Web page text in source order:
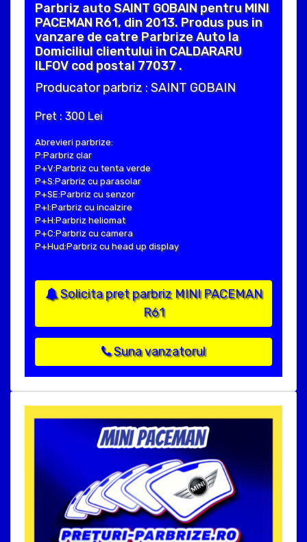
Parbriz auto SAINT GOBAIN pentru MINI
PACEMAN R61, din 2013. Produs pus in
vanzare de catre Parbrize Auto la
Domiciliul clientului in CALDARARU
ILFOV cod postal 77037 .
Producator parbriz : SAINT GOBAIN
Pret : 300 Lei
Abrevieri parbrize:
P:Parbriz clar
P+V:Parbriz cu tenta verde
P+S:Parbriz cu parasolar
P+SE:Parbriz cu senzor
P+I:Parbriz cu incalzire
P+H:Parbriz heliomat
P+C:Parbriz cu camera
P+Hud:Parbriz cu head up display
Solicita pret parbriz MINI PACEMAN
R61
Suna vanzatorul